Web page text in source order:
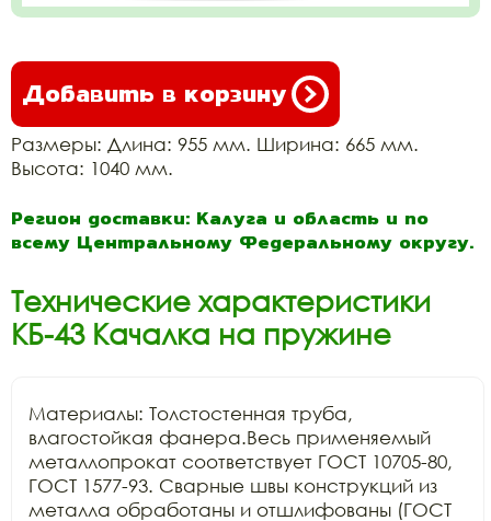
Добавить в корзину
Размеры: Длина: 955 мм. Ширина: 665 мм.
Высота: 1040 мм.
Регион доставки: Калуга и область и по
всему Центральному Федеральному округу.
Технические характеристики
КБ-43 Качалка на пружине
Материалы: Толстостенная труба,
влагостойкая фанера.Весь применяемый
металлопрокат соответствует ГОСТ 10705-80,
ГОСТ 1577-93. Сварные швы конструкций из
металла обработаны и отшлифованы (ГОСТ